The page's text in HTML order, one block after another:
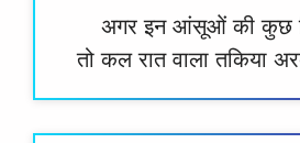
अगर इन आंसूओं की कुछ
तो कल रात वाला तकिया